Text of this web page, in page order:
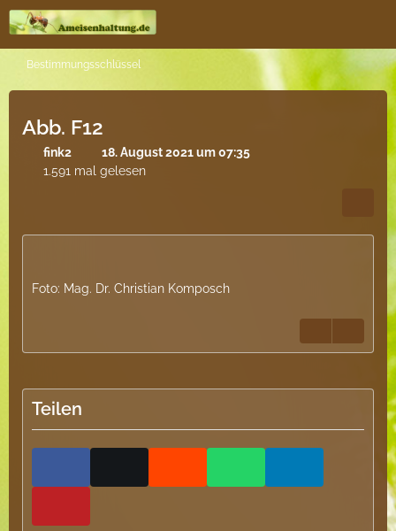
Bestimmungsschlüssel
Abb. F12
fink2
18. August 2021 um 07:35
1.591 mal gelesen
Foto: Mag. Dr. Christian Komposch
Teilen